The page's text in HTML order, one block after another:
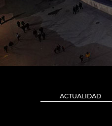
ACTUALIDAD